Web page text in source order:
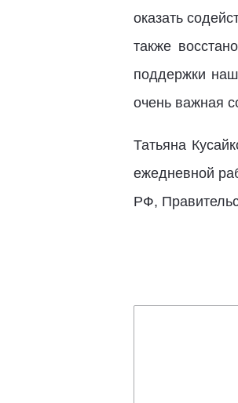
оказать
также
поддержки
очень важная
Татьяна
ежедневной
РФ,